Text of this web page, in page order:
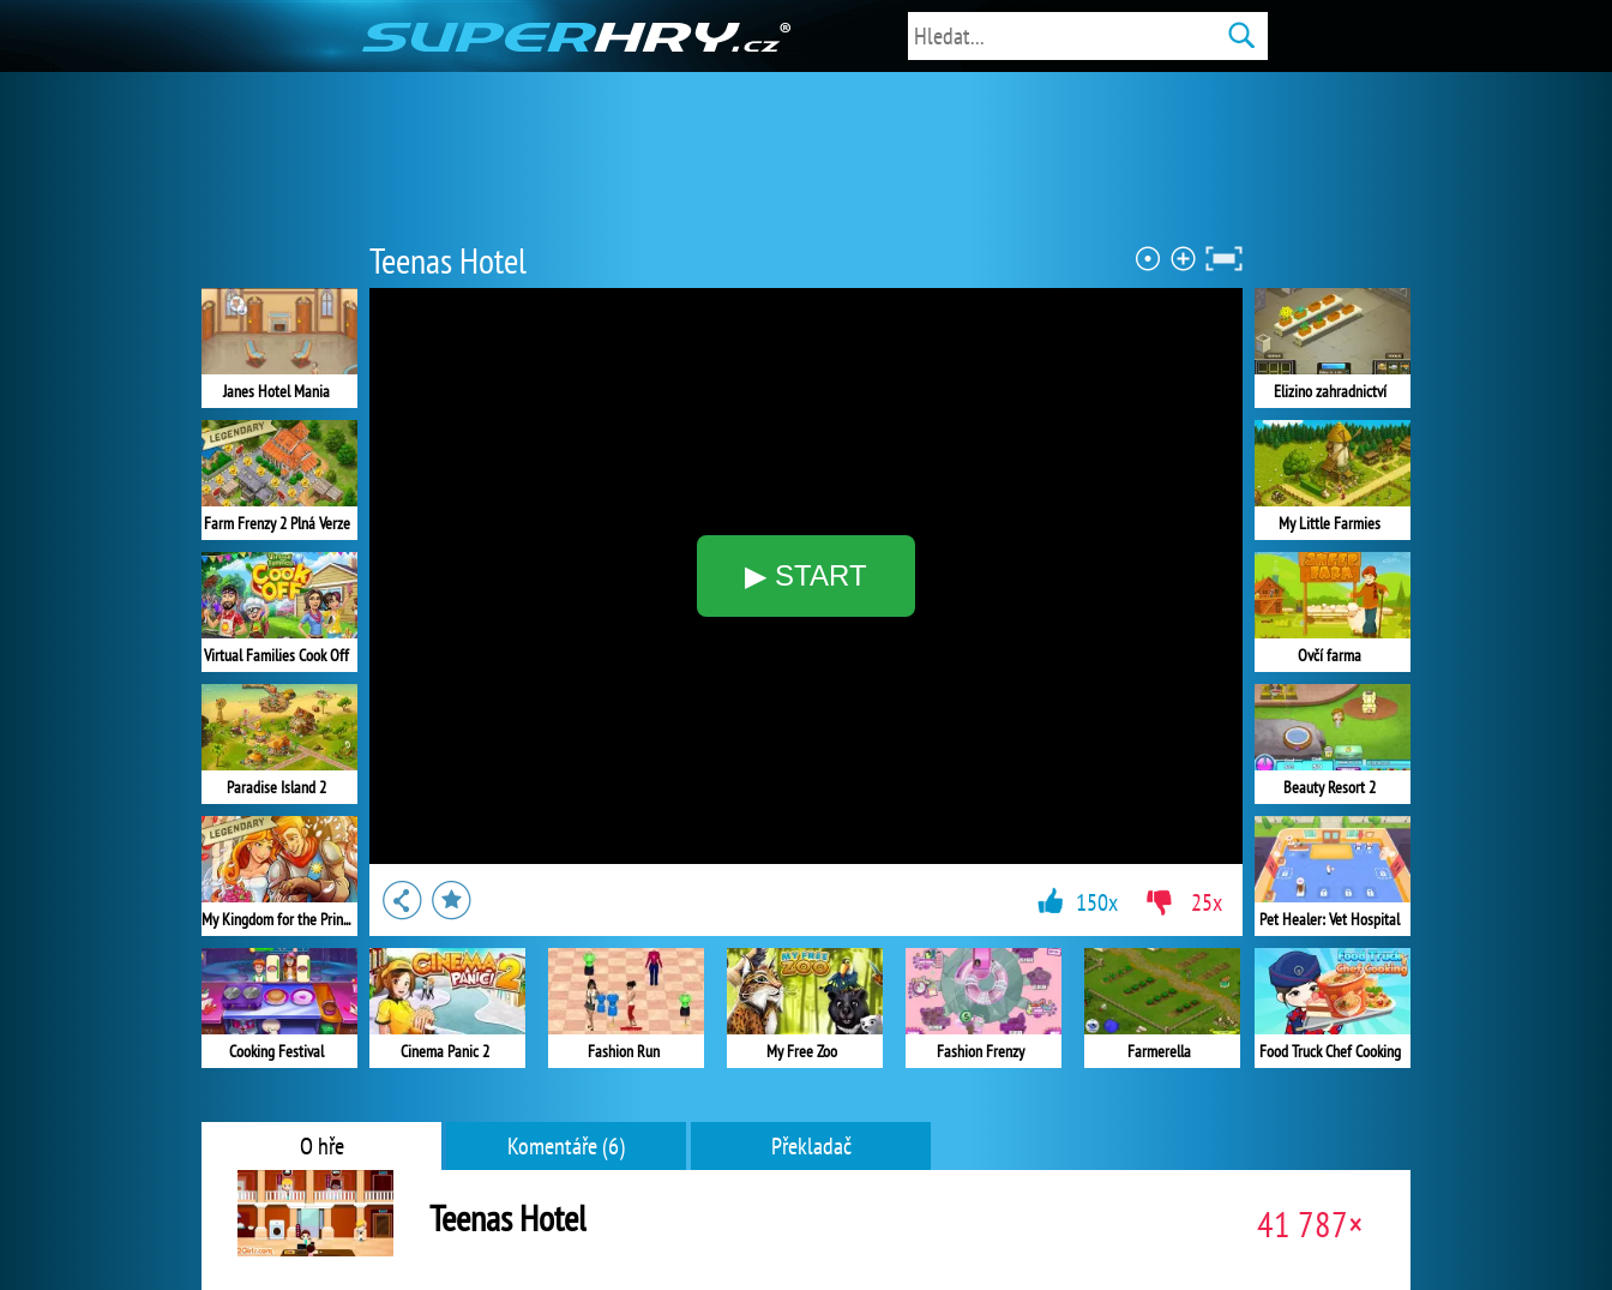
Teenas Hotel
▶ START
Janes Hotel Mania
Farm Frenzy 2 Plná Verze
Virtual Families Cook Off
Paradise Island 2
My Kingdom for the Princess Plná verze
Cooking Festival
Elizino zahradnictví
My Little Farmies
Ovčí farma
Beauty Resort 2
Pet Healer: Vet Hospital
Food Truck Chef Cooking
Cinema Panic 2 Fashion Run My Free Zoo Fashion Frenzy Farmerella
150x 25x
O hře Komentáře (6) Překladač
Teenas Hotel 41 787×